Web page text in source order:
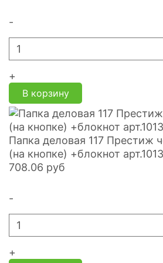
-
+
В корзину
Папка деловая 117 Престиж
(на кнопке) +блокнот
708.06 руб
-
+